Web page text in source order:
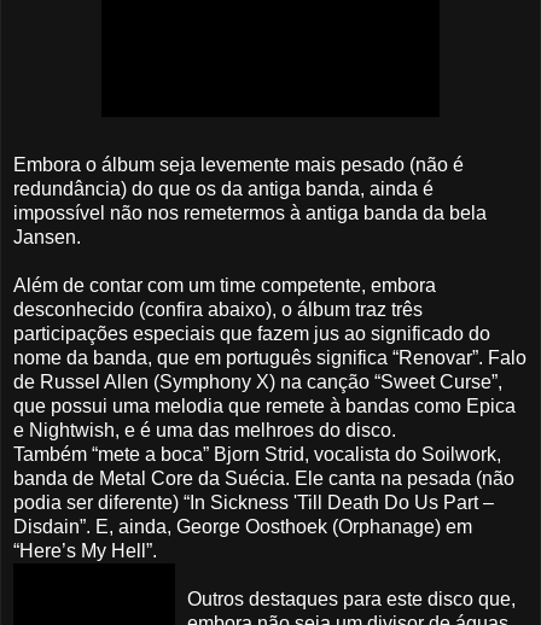
Embora o álbum seja levemente mais pesado (não é
redundância) do que os da antiga banda, ainda é
impossível não nos remetermos à antiga banda da bela
Jansen.
Além de contar com um time competente, embora
desconhecido (confira abaixo), o álbum traz três
participações especiais que fazem jus ao significado do
nome da banda, que em português significa “Renovar”. Falo
de Russel Allen (Symphony X) na canção “Sweet Curse”,
que possui uma melodia que remete à bandas como Epica
e Nightwish, e é uma das melhroes do disco.
Também “mete a boca” Bjorn Strid, vocalista do Soilwork,
banda de Metal Core da Suécia. Ele canta na pesada (não
podia ser diferente) “In Sickness 'Till Death Do Us Part –
Disdain”. E, ainda, George Oosthoek (Orphanage) em
“Here’s My Hell”.
Outros destaques para este disco que,